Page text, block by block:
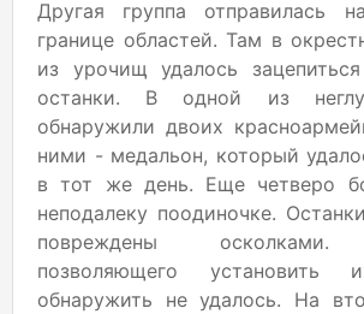
Другая группа отправилась
границе областей. Там в
из урочищ удалось
останки. В одной из
обнаружили двоих
ними - медальон, который
в тот же день. Еще четверо
неподалеку поодиночке.
повреждены осколками.
позволяющего установить
обнаружить не удалось. На